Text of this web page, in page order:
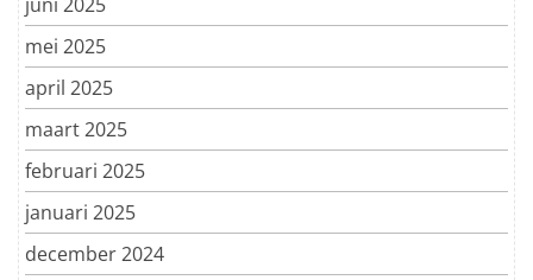
mei 2025
april 2025
maart 2025
februari 2025
januari 2025
december 2024